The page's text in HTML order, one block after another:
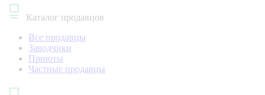
Каталог продавцов
Все продавцы
Заводчики
Приюты
Частные продавцы